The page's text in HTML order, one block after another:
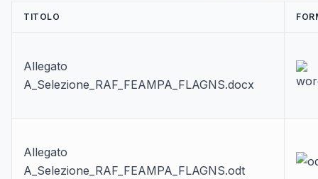
TITOLO
Allegato
A_Selezione_RAF_FEAMPA_FLAGNS.docx
Allegato
A_Selezione_RAF_FEAMPA_FLAGNS.odt